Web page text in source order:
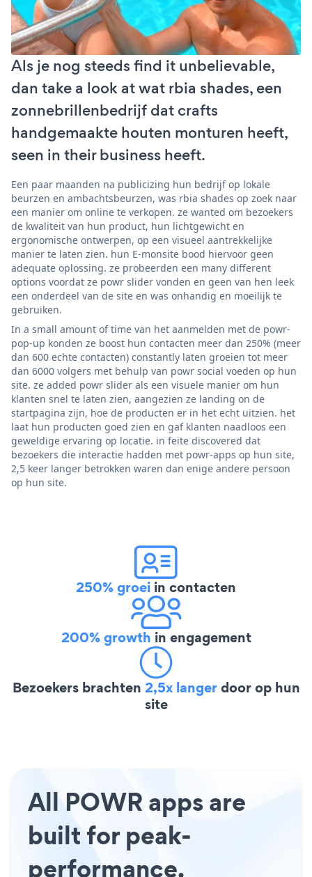
Als je nog steeds find it unbelievable,
dan take a look at wat rbia shades, een
zonnebrillenbedrijf dat crafts
handgemaakte houten monturen heeft,
seen in their business heeft.
Een paar maanden na publicizing hun bedrijf op lokale
beurzen en ambachtsbeurzen, was rbia shades op zoek naar
een manier om online te verkopen. ze wanted om bezoekers
de kwaliteit van hun product, hun lichtgewicht en
ergonomische ontwerpen, op een visueel aantrekkelijke
manier te laten zien. hun E-monsite bood hiervoor geen
adequate oplossing. ze probeerden een many different
options voordat ze powr slider vonden en geen van hen leek
een onderdeel van de site en was onhandig en moeilijk te
gebruiken.
In a small amount of time van het aanmelden met de powr-
pop-up konden ze boost hun contacten meer dan 250% (meer
dan 600 echte contacten) constantly laten groeien tot meer
dan 6000 volgers met behulp van powr social voeden op hun
site. ze added powr slider als een visuele manier om hun
klanten snel te laten zien, aangezien ze landing on de
startpagina zijn, hoe de producten er in het echt uitzien. het
laat hun producten goed zien en gaf klanten naadloos een
geweldige ervaring op locatie. in feite discovered dat
bezoekers die interactie hadden met powr-apps op hun site,
2,5 keer langer betrokken waren dan enige andere persoon
op hun site.
250% groei in contacten
200% growth in engagement
Bezoekers brachten 2,5x langerdoor op hun
site
All POWR apps are
built for peak-
performance.